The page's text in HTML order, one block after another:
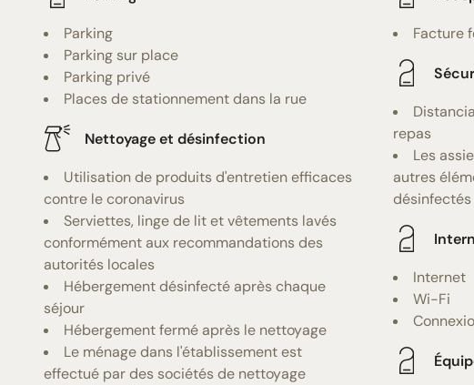
Parking
Parking sur place
Parking privé
Places de stationnement dans la rue
Nettoyage et désinfection
Utilisation de produits d'entretien efficaces
contre le coronavirus
Serviettes, linge de lit et vêtements lavés
conformément aux recommandations des
autorités locales
Hébergement désinfecté après chaque
séjour
Hébergement fermé après le nettoyage
Le ménage dans l'établissement est
effectué par des sociétés de nettoyage
Facture
repas
Les
autres
désinfectés
Internet
Wi-Fi